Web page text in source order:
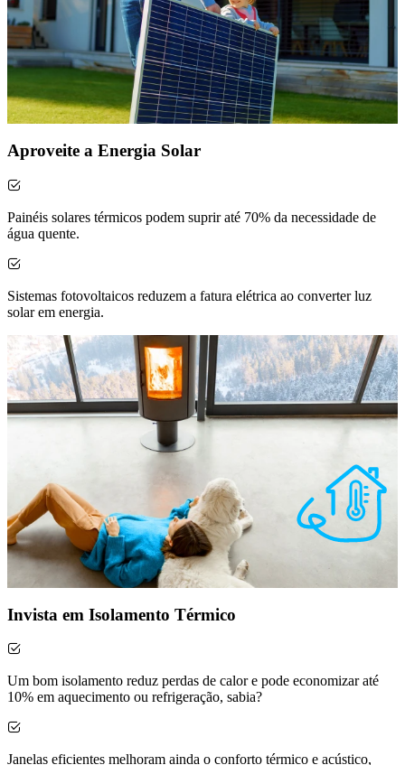
Aproveite a Energia Solar
Painéis solares térmicos podem suprir até 70% da necessidade de
água quente.
Sistemas fotovoltaicos reduzem a fatura elétrica ao converter luz
solar em energia.
Invista em Isolamento Térmico
Um bom isolamento reduz perdas de calor e pode economizar até
10% em aquecimento ou refrigeração, sabia?
Janelas eficientes melhoram ainda o conforto térmico e acústico,